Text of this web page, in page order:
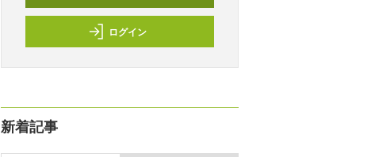
ログイン
新着記事